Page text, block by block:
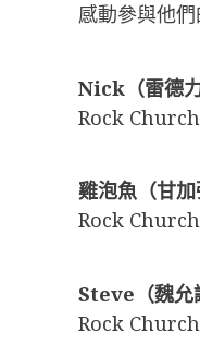
感動參與他們
Nick（雷德力
Rock Church
雞泡魚（甘加
Rock Church
Steve（魏允
Rock Church